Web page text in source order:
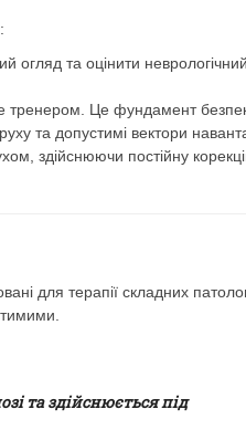
огляд та оцінити неврологічний
тренером. Це фундамент
та допустимі вектори
здійснюючи постійну
для терапії складних
та здійснюється під